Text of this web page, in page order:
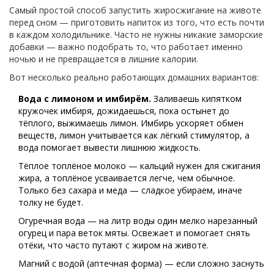
Самый простой способ запустить жиросжигание на животе
перед сном — приготовить напиток из того, что есть почти
в каждом холодильнике. Часто не нужны никакие заморские
добавки — важно подобрать то, что работает именно
ночью и не превращается в лишние калории.
Вот несколько реально работающих домашних вариантов:
Вода с лимоном и имбирём. Заливаешь кипятком
кружочек имбиря, дожидаешься, пока остынет до
тёплого, выжимаешь лимон. Имбирь ускоряет обмен
веществ, лимон учитывается как лёгкий стимулятор, а
вода помогает вывести лишнюю жидкость.
Тёплое топлёное молоко — кальций нужен для сжигания
жира, а топлёное усваивается легче, чем обычное.
Только без сахара и меда — сладкое убираем, иначе
толку не будет.
Огуречная вода — на литр воды один мелко нарезанный
огурец и пара веток мяты. Освежает и помогает снять
отёки, что часто путают с жиром на животе.
Магний с водой (аптечная форма) — если сложно заснуть